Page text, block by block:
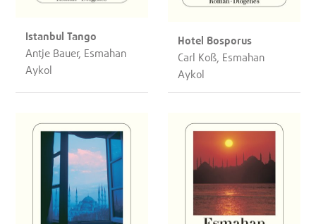
Istanbul Tango
Antje Bauer, Esmahan
Aykol
Hotel Bosporus
Carl Koß, Esmahan
Aykol